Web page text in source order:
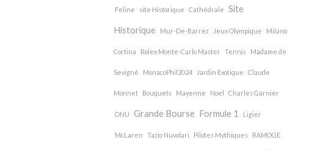
Feline site Historique Cathédrale Site
Historique Mur-De-Barrez Jeux Olympique Milano
Cortina Rolex Monte-Carlo Master Tennis Madame de
Sevigné MonacoPhil2024 Jardin Exotique Claude
Monnet Bouquets Mayenne Noel Charles Garnier
ONU Grande Bourse Formule 1 Ligier
McLaren Tazio Nuvolari Pilotes Mythiques RAMOGE